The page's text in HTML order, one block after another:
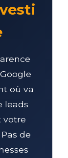
où va
leads
votre
de